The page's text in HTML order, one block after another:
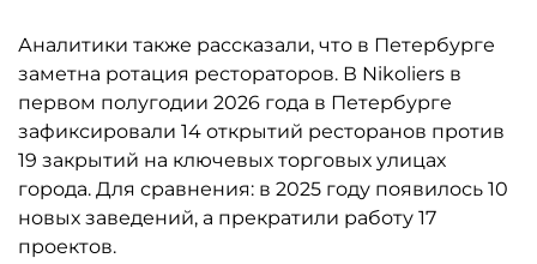
Аналитики также рассказали, что в Петербурге
заметна ротация рестораторов. В Nikoliers в
первом полугодии 2026 года в Петербурге
зафиксировали 14 открытий ресторанов против
19 закрытий на ключевых торговых улицах
города. Для сравнения: в 2025 году появилось 10
новых заведений, а прекратили работу 17
проектов.